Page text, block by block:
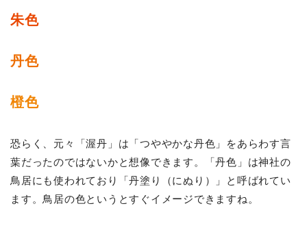
朱色
丹色
橙色
恐らく、元々「渥丹」は「つややかな丹色」をあらわす言
葉だったのではないかと想像できます。「丹色」は神社の
鳥居にも使われており「丹塗り（にぬり）」と呼ばれてい
ます。鳥居の色というとすぐイメージできますね。